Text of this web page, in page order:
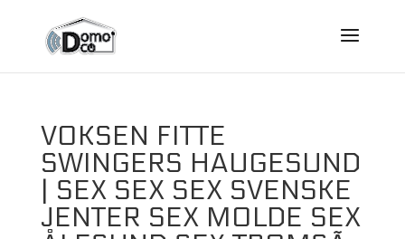
VOKSEN FITTE
SWINGERS HAUGESUND
| SEX SEX SEX SVENSKE
JENTER SEX MOLDE SEX